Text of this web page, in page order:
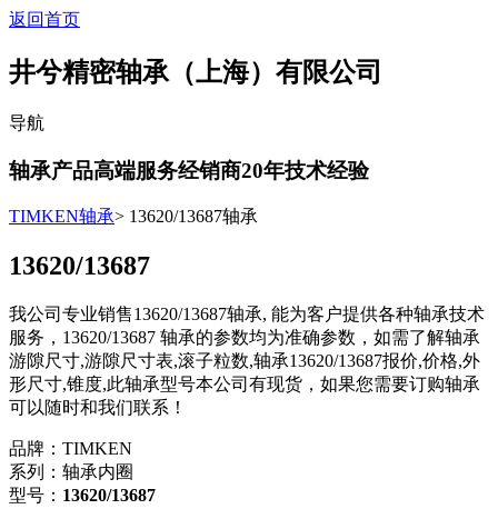
返回首页
井兮精密轴承（上海）有限公司
导航
轴承产品高端服务经销商20年技术经验
TIMKEN轴承> 13620/13687轴承
13620/13687
我公司专业销售13620/13687轴承, 能为客户提供各种轴承技术
服务，13620/13687 轴承的参数均为准确参数，如需了解轴承
游隙尺寸,游隙尺寸表,滚子粒数,轴承13620/13687报价,价格,外
形尺寸,锥度,此轴承型号本公司有现货，如果您需要订购轴承
可以随时和我们联系！
品牌：TIMKEN
系列：轴承内圈
型号： 13620/13687